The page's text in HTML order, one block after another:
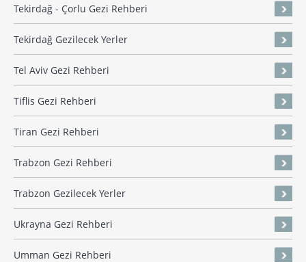
Tekirdağ - Çorlu Gezi Rehberi
Tekirdağ Gezilecek Yerler
Tel Aviv Gezi Rehberi
Tiflis Gezi Rehberi
Tiran Gezi Rehberi
Trabzon Gezi Rehberi
Trabzon Gezilecek Yerler
Ukrayna Gezi Rehberi
Umman Gezi Rehberi